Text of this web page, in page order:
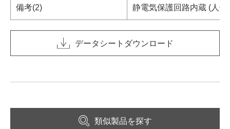
備考(2) 静電気保護回路内蔵 (人
データシートダウンロード
類似製品を探す